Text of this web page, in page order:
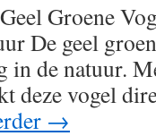
Groene
De geel
in de natuur.
deze vogel
→